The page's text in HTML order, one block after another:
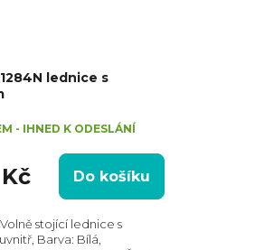
lednice s
- IHNED K ODESLÁNÍ
Do košíku
stojící lednice s
Barva: Bílá,